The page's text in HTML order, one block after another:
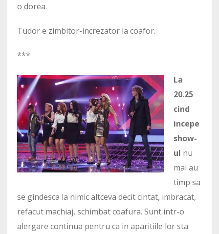
o dorea.
Tudor e zimbitor-increzator la coafor.
***
La
20.25
cind
incepe
show-
ul nu
mai au
timp sa
se gindesca la nimic altceva decit cintat, imbracat,
refacut machiaj, schimbat coafura. Sunt intr-o
alergare continua pentru ca in aparitiile lor sta